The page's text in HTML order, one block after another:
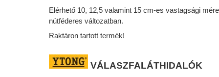
Elérhető 10, 12,5 valamint 15 cm-es vastagsági
nútféderes változatban.
Raktáron tartott termék!
VÁLASZFALÁTHIDALÓK